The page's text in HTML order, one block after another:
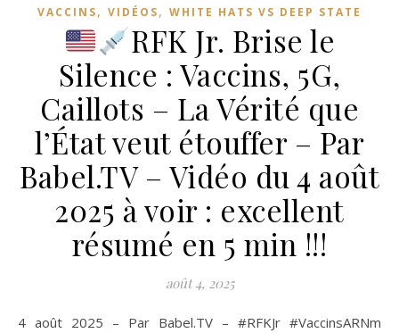
VACCINS, VIDÉOS, WHITE HATS VS DEEP STATE
RFK Jr. Brise le
Silence : Vaccins, 5G,
Caillots – La Vérité que
l’État veut étouffer – Par
Babel.TV – Vidéo du 4 août
2025 à voir : excellent
résumé en 5 min !!!
août 4, 2025
4 août 2025 – Par Babel.TV – #RFKJr #VaccinsARNm